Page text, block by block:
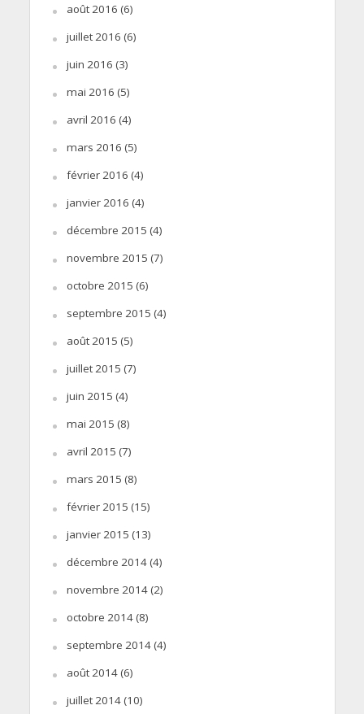
août 2016 (6)
juillet 2016 (6)
juin 2016 (3)
mai 2016 (5)
avril 2016 (4)
mars 2016 (5)
février 2016 (4)
janvier 2016 (4)
décembre 2015 (4)
novembre 2015 (7)
octobre 2015 (6)
septembre 2015 (4)
août 2015 (5)
juillet 2015 (7)
juin 2015 (4)
mai 2015 (8)
avril 2015 (7)
mars 2015 (8)
février 2015 (15)
janvier 2015 (13)
décembre 2014(4)
novembre 2014(2)
octobre 2014(8)
septembre 2014(4)
août 2014(6)
juillet 2014(10)